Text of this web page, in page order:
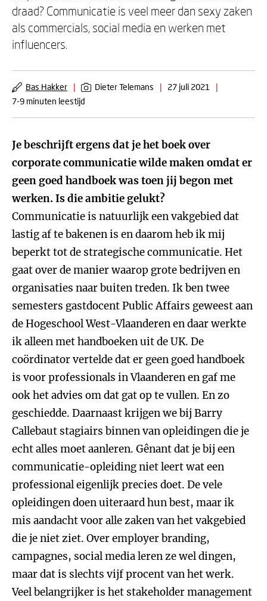
draad? Communicatie is veel meer dan sexy zaken
als commercials, social media en werken met
influencers.
Bas Hakker | Dieter Telemans | 27 juli 2021
|
7-9 minuten leestijd
Je beschrijft ergens dat je het boek over
corporate communicatie wilde maken omdat er
geen goed handboek was toen jij begon met
werken. Is die ambitie gelukt?
Communicatie is natuurlijk een vakgebied dat
lastig af te bakenen is en daarom heb ik mij
beperkt tot de strategische communicatie. Het
gaat over de manier waarop grote bedrijven en
organisaties naar buiten treden. Ik ben twee
semesters gastdocent Public Affairs geweest aan
de Hogeschool West-Vlaanderen en daar werkte
ik alleen met handboeken uit de UK. De
coördinator vertelde dat er geen goed handboek
is voor professionals in Vlaanderen en gaf me
ook het advies om dat gat op te vullen. En zo
geschiedde. Daarnaast krijgen we bij Barry
Callebaut stagiairs binnen van opleidingen die je
echt alles moet aanleren. Gênant dat je bij een
communicatie-opleiding niet leert wat een
professional eigenlijk precies doet. De vele
opleidingen doen uiteraard hun best, maar ik
mis aandacht voor alle zaken van het vakgebied
die je niet ziet. Over employer branding,
campagnes, social media leren ze wel dingen,
maar dat is slechts vijf procent van het werk.
Veel belangrijker is het stakeholder management